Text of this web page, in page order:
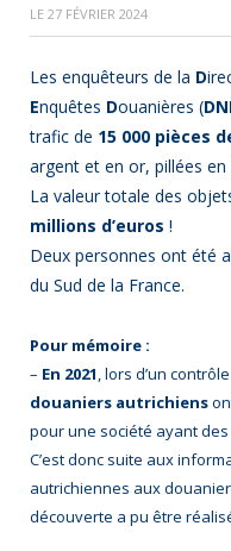
LE 27 FÉVRIER 2024
Les enquêteurs de la D
Enquêtes Douanières (
trafic de 15 000 pièces
argent et en or, pillées en
La valeur totale des
millions d’euros !
Deux personnes ont été
du Sud de la France.
Pour mémoire :
– En 2021, lors d’un
douaniers autrichiens
pour une société ayant des
C’est donc suite aux
autrichiennes aux
découverte a pu être